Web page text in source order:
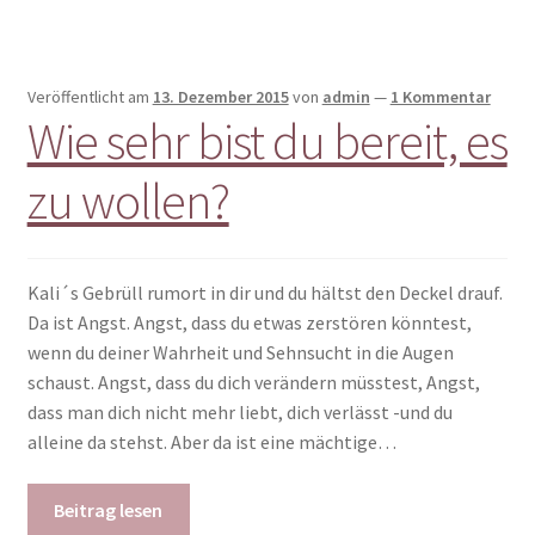
Veröffentlicht am 13. Dezember 2015von admin — 1 Kommentar
Wie sehr bist du bereit, es
zu wollen?
Kali´s Gebrüll rumort in dir und du hältst den Deckel drauf.
Da ist Angst. Angst, dass du etwas zerstören könntest,
wenn du deiner Wahrheit und Sehnsucht in die Augen
schaust. Angst, dass du dich verändern müsstest, Angst,
dass man dich nicht mehr liebt, dich verlässt -und du
alleine da stehst. Aber da ist eine mächtige…
Beitrag lesen